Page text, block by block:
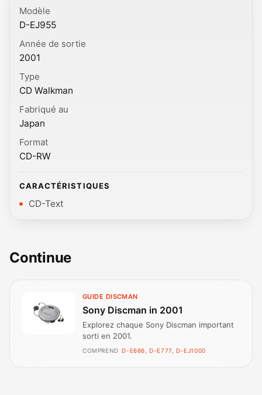
Modèle
D-EJ955
Année de sortie
2001
Type
CD Walkman
Fabriqué au
Japan
Format
CD-RW
CARACTÉRISTIQUES
CD-Text
Continue
GUIDE DISCMAN
Sony Discman in 2001
Explorez chaque Sony Discman important
sorti en 2001.
COMPREND D-E666, D-E777, D-EJ1000